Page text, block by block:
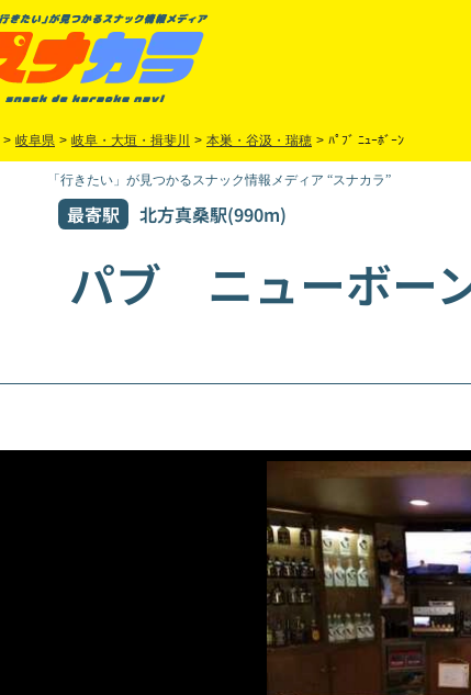
> 岐阜県 > 岐阜・大垣・揖斐川 > 本巣・谷汲・瑞穂 > ﾊﾟﾌﾞ ﾆｭｰﾎﾞｰﾝ
「行きたい」が見つかるスナック情報メディア “スナカラ”
最寄駅 北方真桑駅(990m)
パブ ニューボー